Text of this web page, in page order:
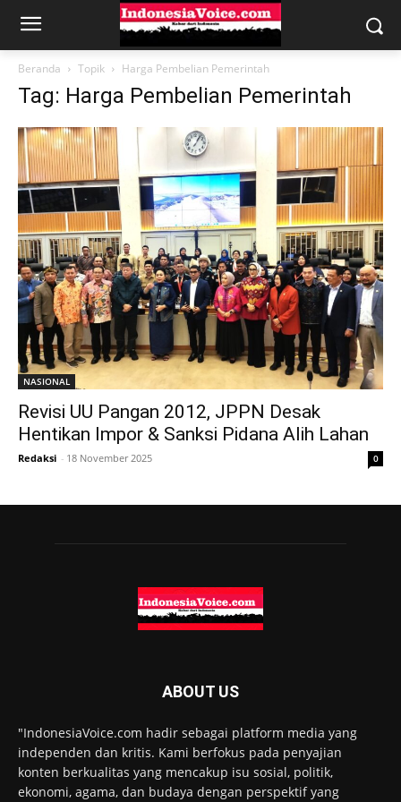
Beranda Topik Harga Pembelian Pemerintah
Tag: Harga Pembelian Pemerintah
NASIONAL
Revisi UU Pangan 2012, JPPN Desak
Hentikan Impor & Sanksi Pidana Alih Lahan
Redaksi - 18 November 2025 0
ABOUT US
"IndonesiaVoice.com hadir sebagai platform media yang
independen dan kritis. Kami berfokus pada penyajian
konten berkualitas yang mencakup isu sosial, politik,
ekonomi, agama, dan budaya dengan perspektif yang